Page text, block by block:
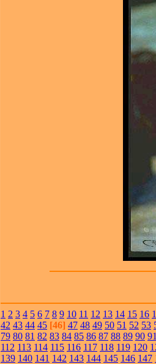
1 2 3 4 5 6 7 8 9 10 11 12 13 14 15 16
42 43 44 45 [46] 47 48 49 50 51 52 53
79 80 81 82 83 84 85 86 87 88 89 90
112 113 114 115 116 117 118 119 120
139 140 141 142 143 144 145 146 147